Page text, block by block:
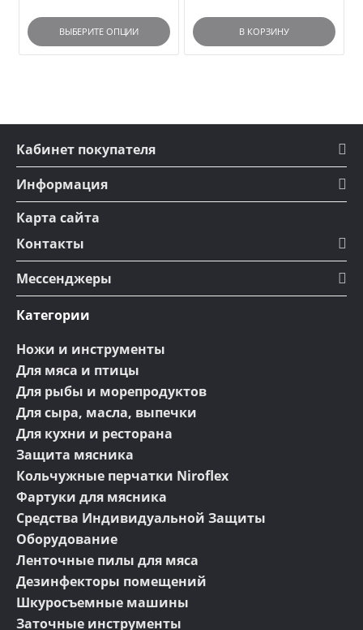
ВЫБЕРИТЕ ОПЦИИ В КОРЗИНУ
Кабинет покупателя
Информация
Карта сайта
Контакты
Мессенджеры
Категории
Ножи и инструменты
Для мяса и птицы
Для рыбы и морепродуктов
Для сыра, масла, выпечки
Для кухни и ресторана
Защита мясника
Кольчужные перчатки Niroflex
Фартуки для мясника
Средства Индивидуальной Защиты
Оборудование
Ленточные пилы для мяса
Дезинфекторы помещений
Шкуросъемные машины
Заточные инструменты